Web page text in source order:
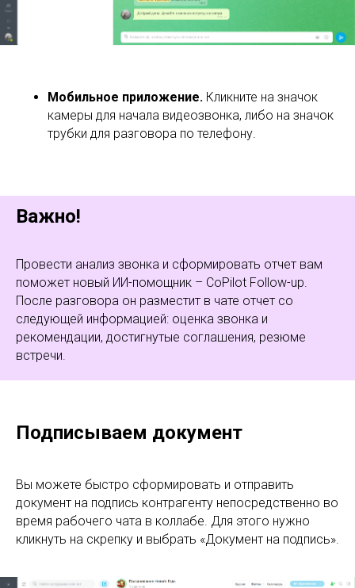
Мобильное приложение. Кликните на значок
камеры для начала видеозвонка, либо на значок
трубки для разговора по телефону.
Важно!
Провести анализ звонка и сформировать отчет вам
поможет новый ИИ-помощник – CoPilot Follow-up.
После разговора он разместит в чате отчет со
следующей информацией: оценка звонка и
рекомендации, достигнутые соглашения, резюме
встречи.
Подписываем документ
Вы можете быстро сформировать и отправить
документ на подпись контрагенту непосредственно во
время рабочего чата в коллабе. Для этого нужно
кликнуть на скрепку и выбрать «Документ на подпись».